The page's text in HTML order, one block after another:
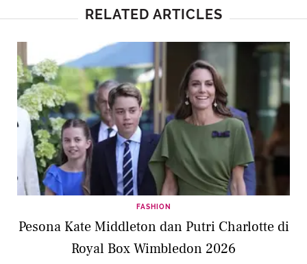
RELATED ARTICLES
FASHION
Pesona Kate Middleton dan Putri Charlotte di
Royal Box Wimbledon 2026